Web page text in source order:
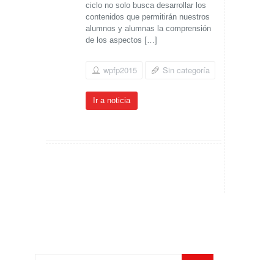
ciclo no solo busca desarrollar los
contenidos que permitirán nuestros
alumnos y alumnas la comprensión
de los aspectos […]
wpfp2015 Sin categoría
Ir a noticia